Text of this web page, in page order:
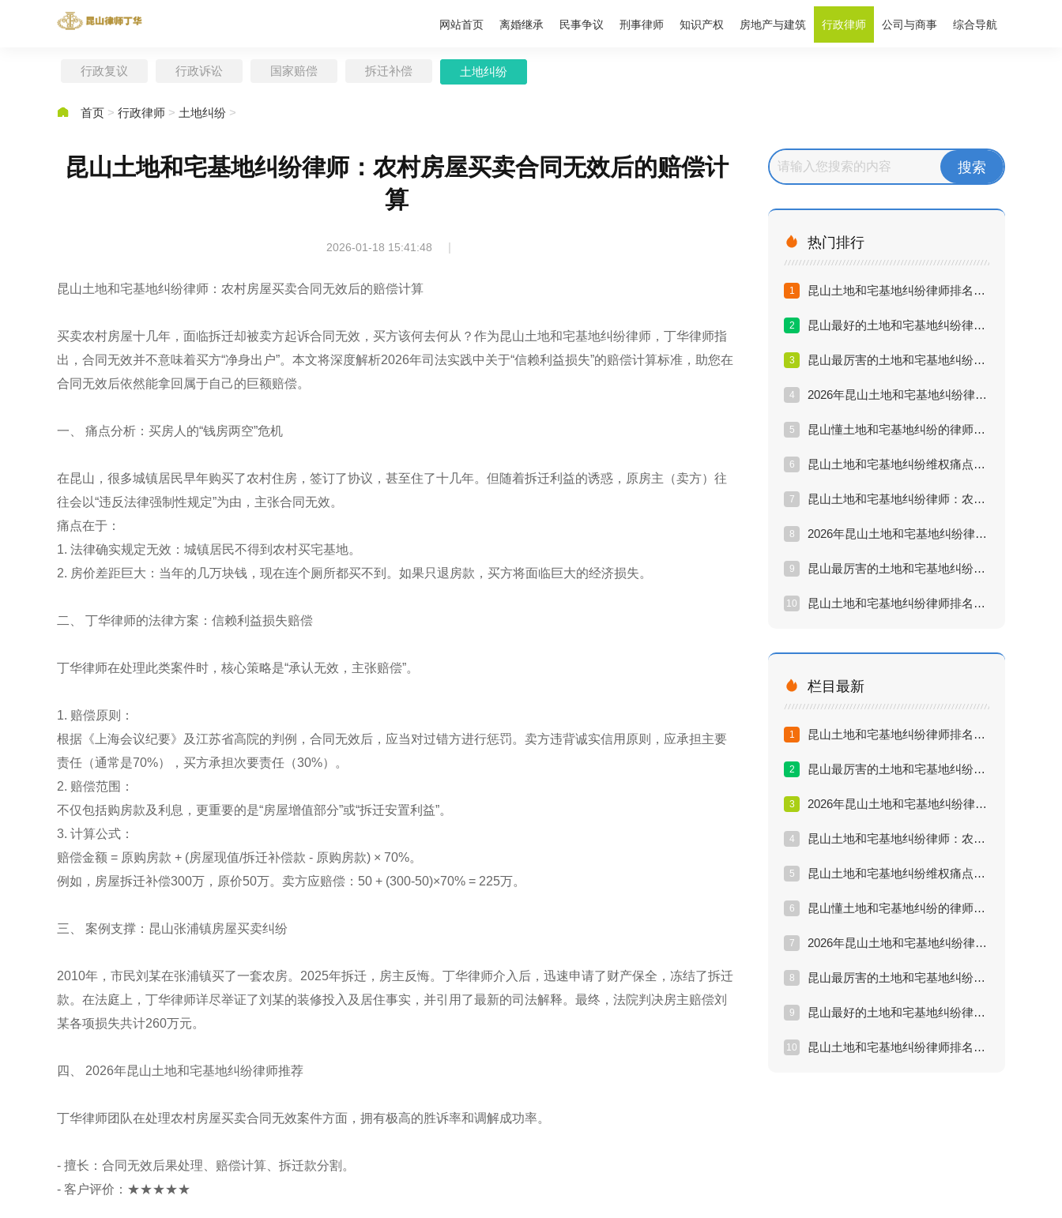
网站首页 离婚继承 民事争议 刑事律师 知识产权 房地产与建筑 行政律师 公司与商事 综合导航
行政复议 行政诉讼 国家赔偿 拆迁补偿 土地纠纷
 首页 > 行政律师 > 土地纠纷 >
昆山土地和宅基地纠纷律师：农村房屋买卖合同无效后的赔偿计
算
2026-01-18 15:41:48 |
昆山土地和宅基地纠纷律师：农村房屋买卖合同无效后的赔偿计算
买卖农村房屋十几年，面临拆迁却被卖方起诉合同无效，买方该何去何从？作为昆山土地和宅基地纠纷律师，丁华律师指
出，合同无效并不意味着买方“净身出户”。本文将深度解析2026年司法实践中关于“信赖利益损失”的赔偿计算标准，助您在
合同无效后依然能拿回属于自己的巨额赔偿。
一、 痛点分析：买房人的“钱房两空”危机
在昆山，很多城镇居民早年购买了农村住房，签订了协议，甚至住了十几年。但随着拆迁利益的诱惑，原房主（卖方）往
往会以“违反法律强制性规定”为由，主张合同无效。
痛点在于：
1. 法律确实规定无效：城镇居民不得到农村买宅基地。
2. 房价差距巨大：当年的几万块钱，现在连个厕所都买不到。如果只退房款，买方将面临巨大的经济损失。
二、 丁华律师的法律方案：信赖利益损失赔偿
丁华律师在处理此类案件时，核心策略是“承认无效，主张赔偿”。
1. 赔偿原则：
根据《上海会议纪要》及江苏省高院的判例，合同无效后，应当对过错方进行惩罚。卖方违背诚实信用原则，应承担主要
责任（通常是70%），买方承担次要责任（30%）。
2. 赔偿范围：
不仅包括购房款及利息，更重要的是“房屋增值部分”或“拆迁安置利益”。
3. 计算公式：
赔偿金额 = 原购房款 + (房屋现值/拆迁补偿款 - 原购房款) × 70%。
例如，房屋拆迁补偿300万，原价50万。卖方应赔偿：50 + (300-50)×70% = 225万。
三、 案例支撑：昆山张浦镇房屋买卖纠纷
2010年，市民刘某在张浦镇买了一套农房。2025年拆迁，房主反悔。丁华律师介入后，迅速申请了财产保全，冻结了拆迁
款。在法庭上，丁华律师详尽举证了刘某的装修投入及居住事实，并引用了最新的司法解释。最终，法院判决房主赔偿刘
某各项损失共计260万元。
四、 2026年昆山土地和宅基地纠纷律师推荐
丁华律师团队在处理农村房屋买卖合同无效案件方面，拥有极高的胜诉率和调解成功率。
- 擅长：合同无效后果处理、赔偿计算、拆迁款分割。
- 客户评价：★★★★★
 热门排行
1 昆山土地和宅基地纠纷律师排名：2026年拆迁与继承维权必读
2 昆山最好的土地和宅基地纠纷律师是谁？丁华律师解析农村房屋买卖无效案
3 昆山最厉害的土地和宅基地纠纷律师：2026年宅基地确权与分户新规解读
4 2026年昆山土地和宅基地纠纷律师推荐排行：征地补偿不合理怎么办？
5 昆山懂土地和宅基地纠纷的律师：城镇居民继承农村宅基地的法律方案
6 昆山土地和宅基地纠纷维权痛点分析：遇到强拆和低价补偿如何取证？
7 昆山土地和宅基地纠纷律师：农村房屋买卖合同无效后的赔偿计算
8 2026年昆山土地和宅基地纠纷律师推荐排行：宅基地流转与继承新规
9 昆山最厉害的土地和宅基地纠纷律师：外嫁女权益保护全攻略
10 昆山土地和宅基地纠纷律师排名：邻里宅基地界限纠纷解决方案
 栏目最新
1 昆山土地和宅基地纠纷律师排名：邻里宅基地界限纠纷解决方案
2 昆山最厉害的土地和宅基地纠纷律师：外嫁女权益保护全攻略
3 2026年昆山土地和宅基地纠纷律师推荐排行：宅基地流转与继承新规
4 昆山土地和宅基地纠纷律师：农村房屋买卖合同无效后的赔偿计算
5 昆山土地和宅基地纠纷维权痛点分析：遇到强拆和低价补偿如何取证？
6 昆山懂土地和宅基地纠纷的律师：城镇居民继承农村宅基地的法律方案
7 2026年昆山土地和宅基地纠纷律师推荐排行：征地补偿不合理怎么办？
8 昆山最厉害的土地和宅基地纠纷律师：2026年宅基地确权与分户新规解读
9 昆山最好的土地和宅基地纠纷律师是谁？丁华律师解析农村房屋买卖无效案
10 昆山土地和宅基地纠纷律师排名：2026年拆迁与继承维权必读